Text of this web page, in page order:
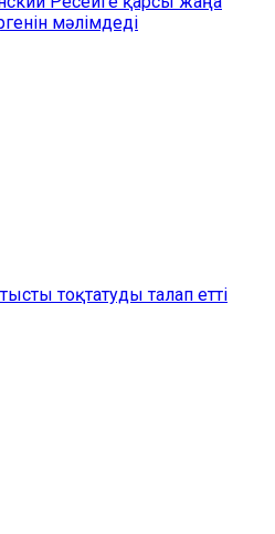
мәлімдеді
тоқтатуды талап етті